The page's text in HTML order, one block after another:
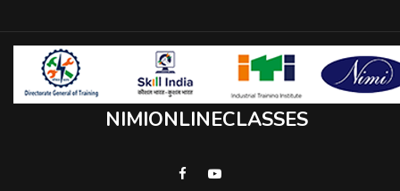
NIMIONLINECLASSES